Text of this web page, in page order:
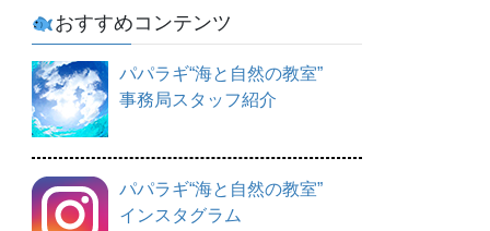
おすすめコンテンツ
パパラギ“海と自然の教室”
事務局スタッフ紹介
パパラギ“海と自然の教室”
インスタグラム